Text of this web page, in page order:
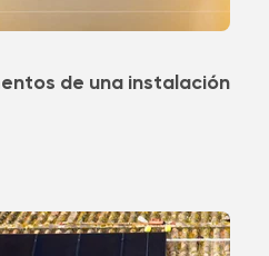
de una instalación